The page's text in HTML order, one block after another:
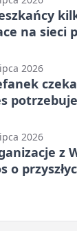
na sieci
2026
2026
z
o